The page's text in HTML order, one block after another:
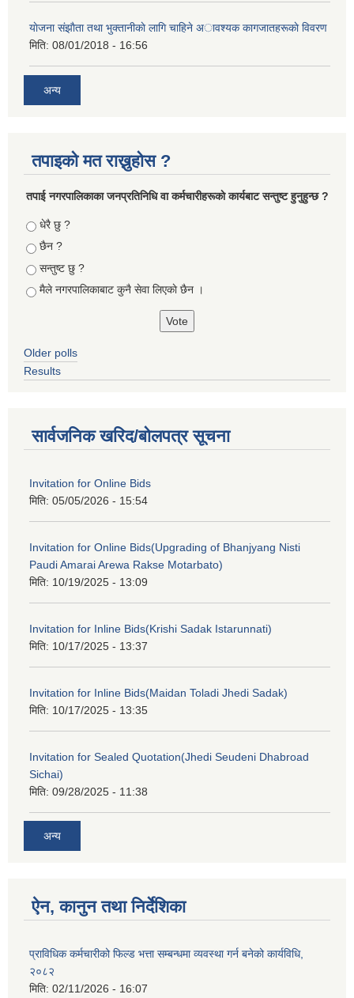
याेजना संझाैता तथा भुक्तानीकाे लागि चाहिने अावश्यक कागजातहरूकाे विवरण
मिति: 08/01/2018 - 16:56
अन्य
तपाइको मत राख्नुहोस ?
तपा‌ई नगरपालिकाका जनप्रतिनिधि वा कर्मचारीहरूकाे कार्यबाट सन्तुष्ट हुनुहुन्छ ?
Choices
धेरै छु ?
छैन ?
सन्तुष्ट छु ?
मैले नगरपालिकाबाट कुनै सेवा लिएकाे छैन ।
Older polls
Results
सार्वजनिक खरिद/बोलपत्र सूचना
Invitation for Online Bids
मिति: 05/05/2026 - 15:54
Invitation for Online Bids(Upgrading of Bhanjyang Nisti
Paudi Amarai Arewa Rakse Motarbato)
मिति: 10/19/2025 - 13:09
Invitation for Inline Bids(Krishi Sadak Istarunnati)
मिति: 10/17/2025 - 13:37
Invitation for Inline Bids(Maidan Toladi Jhedi Sadak)
मिति: 10/17/2025 - 13:35
Invitation for Sealed Quotation(Jhedi Seudeni Dhabroad
Sichai)
मिति: 09/28/2025 - 11:38
अन्य
ऐन, कानुन तथा निर्देशिका
प्राविधिक कर्मचारीको फिल्ड भत्ता सम्बन्धमा व्यवस्था गर्न बनेको कार्यविधि,
२०८२
मिति: 02/11/2026 - 16:07